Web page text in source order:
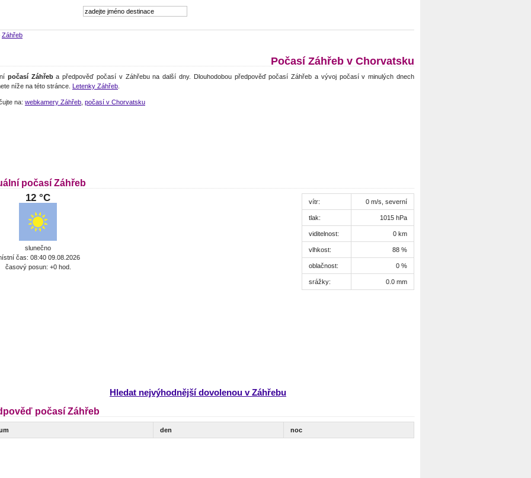
Záhřeb
Počasí Záhřeb v Chorvatsku
počasí Záhřeba předpověď počasí v Záhřebu na další dny. Dlouhodobou předpověď počasí Záhřeb a vývoj počasí v minulých dnech
níže na této stránce. Letenky Záhřeb
na: webkamery Záhřeb počasí v Chorvatsku
počasí Záhřeb
12 °C
slunečno
čas: 08:40 09.08.2026
časový posun: +0 hod.
vítr: 0 m/s, severní
tlak: 1015 hPa
viditelnost: 0 km
vlhkost: 88 %
oblačnost: 0 %
srážky: 0.0 mm
Hledat nejvýhodnější dovolenou v Záhřebu
počasí Záhřeb
den noc